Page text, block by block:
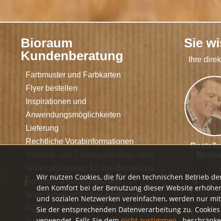
Bioraum
Kundenberatung
Farbmuster und Farbkarten
Flyer bestellen
Inspirationen und
Anwendungsmöglichkeiten
Lieferung
Rechtliche Vorabinformationen
Kontakt zur Bioraum GmbH
Widerrufsrecht für Ihre Bestellung
AGB im Shop der Bioraum GmbH
Sie
Ihre
Wir nutzen Cookies, die für den technischen Betrieb
den Komfort bei der Benutzung dieser Website
und sozialen Netzwerken vereinfachen, werden nur
Sie der entsprechenden Datenverarbeitung zu.